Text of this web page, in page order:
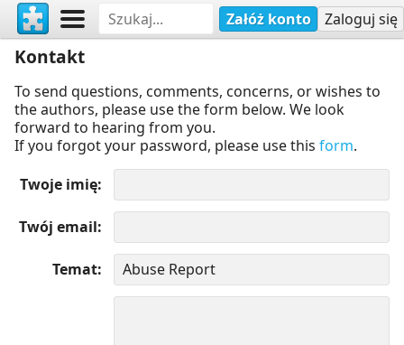
Załóż konto Zaloguj się
Kontakt
To send questions, comments, concerns, or wishes to
the authors, please use the form below. We look
forward to hearing from you.
If you forgot your password, please use this form.
Twoje imię
Twój email
Temat